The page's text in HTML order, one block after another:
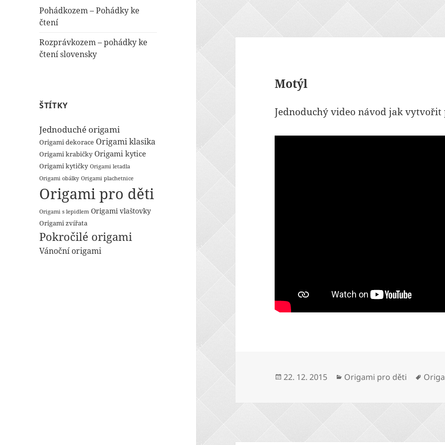
Pohádkozem – Pohádky ke
čtení
Rozprávkozem – pohádky ke
čtení slovensky
ŠTÍTKY
Jednoduché origami
Origami dekorace Origami klasika
Origami krabičky Origami kytice
Origami kytičky Origami letadla
Origami obálky Origami plachetnice
Origami pro děti
Origami s lepidlem Origami vlaštovky
Origami zvířata
Pokročilé origami
Vánoční origami
Motýl
Jednoduchý video návod jak
Publikováno:
22. 12. 2015 Rubriky:
Origami pro děti